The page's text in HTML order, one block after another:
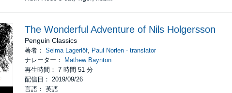
The Wonderful Adventure of Nils Holgersson
Penguin Classics
著者： Selma Lagerlöf,
Paul Norlen - translator
ナレーター：
Mathew Baynton
再生時間： 7 時間 51 分
配信日： 2019/09/26
言語： 英語